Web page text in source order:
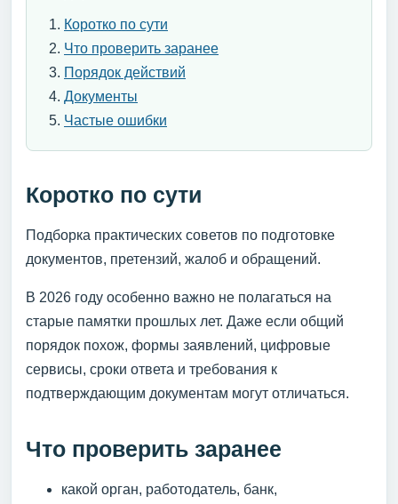
Коротко по сути
Что проверить заранее
Порядок действий
Документы
Частые ошибки
Коротко по сути
Подборка практических советов по подготовке
документов, претензий, жалоб и обращений.
В 2026 году особенно важно не полагаться на
старые памятки прошлых лет. Даже если общий
порядок похож, формы заявлений, цифровые
сервисы, сроки ответа и требования к
подтверждающим документам могут отличаться.
Что проверить заранее
какой орган, работодатель, банк,